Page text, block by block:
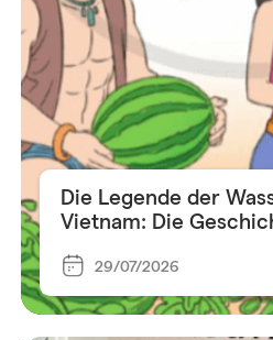
Die Legende der
Vietnam: Die
29/07/2026